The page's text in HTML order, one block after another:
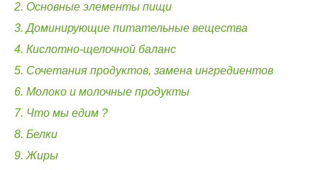
2. Основные элементы пищи
3. Доминирующие питательные вещества
4. Кислотно-щелочной баланс
5. Сочетания продуктов, замена ингредиентов
6. Молоко и молочные продукты
7. Что мы едим ?
8. Белки
9. Жиры